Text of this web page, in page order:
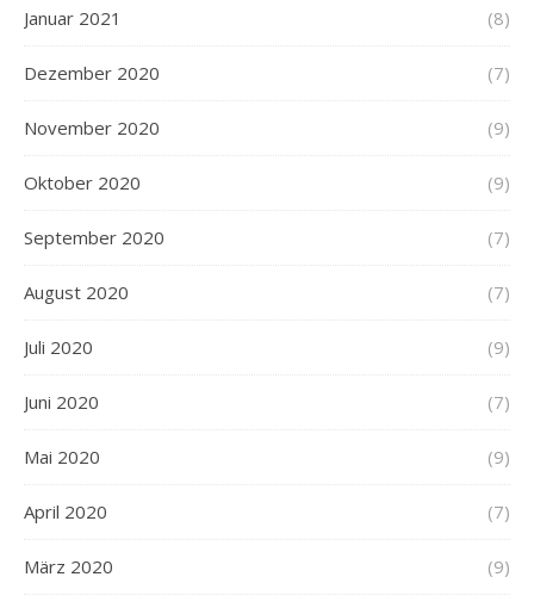
Januar 2021 (8)
Dezember 2020 (7)
November 2020 (9)
Oktober 2020 (9)
September 2020 (7)
August 2020 (7)
Juli 2020 (9)
Juni 2020 (7)
Mai 2020 (9)
April 2020 (7)
März 2020 (9)